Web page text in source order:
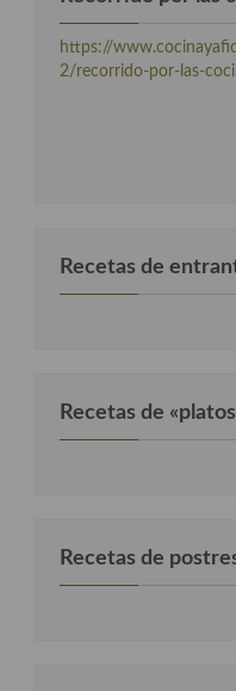
https://
2/recorrido-por-las-
Recetas de
Recetas de
Recetas de